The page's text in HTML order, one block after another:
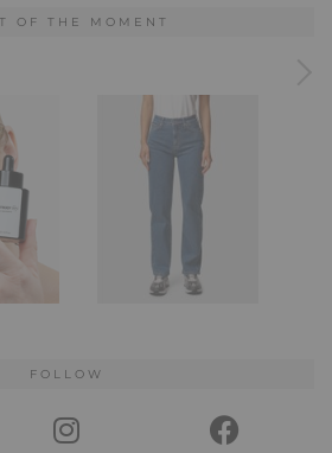
OF THE MOMENT
FOLLOW